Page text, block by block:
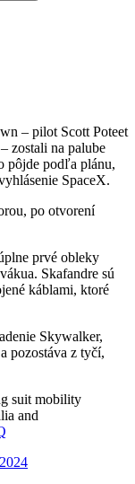
– pilot Scott Poteet
zostali na palube
pôjde podľa plánu,
SpaceX.
po otvorení
prvé obleky
Skafandre sú
káblami, ktoré
Skywalker,
pozostáva z tyčí,
suit mobility
and